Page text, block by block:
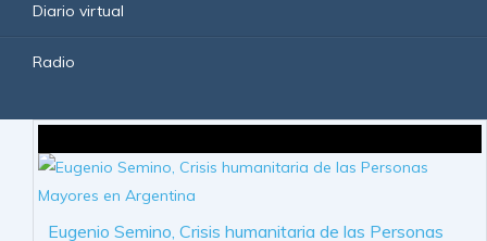
Diario virtual
Radio
Eugenio Semino, Crisis humanitaria de las Personas